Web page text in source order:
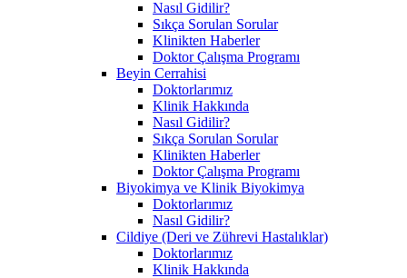
Nasıl Gidilir?
Sıkça Sorulan Sorular
Klinikten Haberler
Doktor Çalışma Programı
Beyin Cerrahisi
Doktorlarımız
Klinik Hakkında
Nasıl Gidilir?
Sıkça Sorulan Sorular
Klinikten Haberler
Doktor Çalışma Programı
Biyokimya ve Klinik Biyokimya
Doktorlarımız
Nasıl Gidilir?
Cildiye (Deri ve Zührevi Hastalıklar)
Doktorlarımız
Klinik Hakkında